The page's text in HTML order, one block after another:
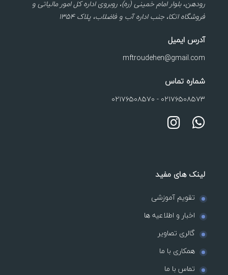
رودهن، بلوار امام خمینی (ره)، روبروی اداره کل امور مالیاتی و
فروشگاه اتکا، جنب اداره آب و فاضلاب، پلاک ۱۳۵۴
آدرس ایمیل
mftroudehen@gmail.com
شماره تماس
۰۲۱۷۶۵۰۸۵۷۳ - ۰۲۱۷۶۵۰۸۵۷۰
لینک های مفید
تقویم آموزشی
اخبار و اطلاعیه ها
گالری تصاویر
همکاری با ما
تماس با ما